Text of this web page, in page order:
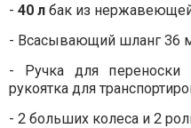
- 40 лбак из
- Всасывающий шланг 36
- Ручка для переноски
рукоятка для
- 2 больших колеса и 2